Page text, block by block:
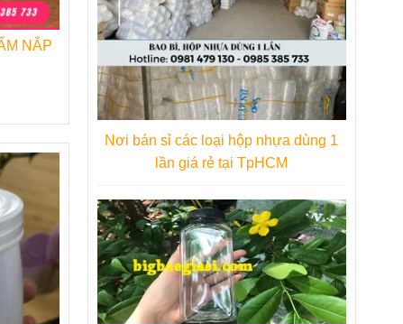
NẮP
Nơi bán sỉ các loại hộp nhựa dùng 1
lần giá rẻ tại TpHCM